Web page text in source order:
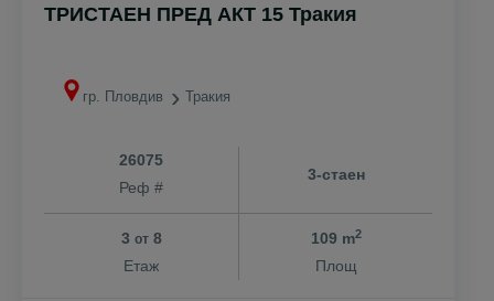
ТРИСТАЕН ПРЕД АКТ 15 Тракия
гр. Пловдив Тракия
26075
Реф #
3-стаен
3 от8
Етаж
109 m2
Площ